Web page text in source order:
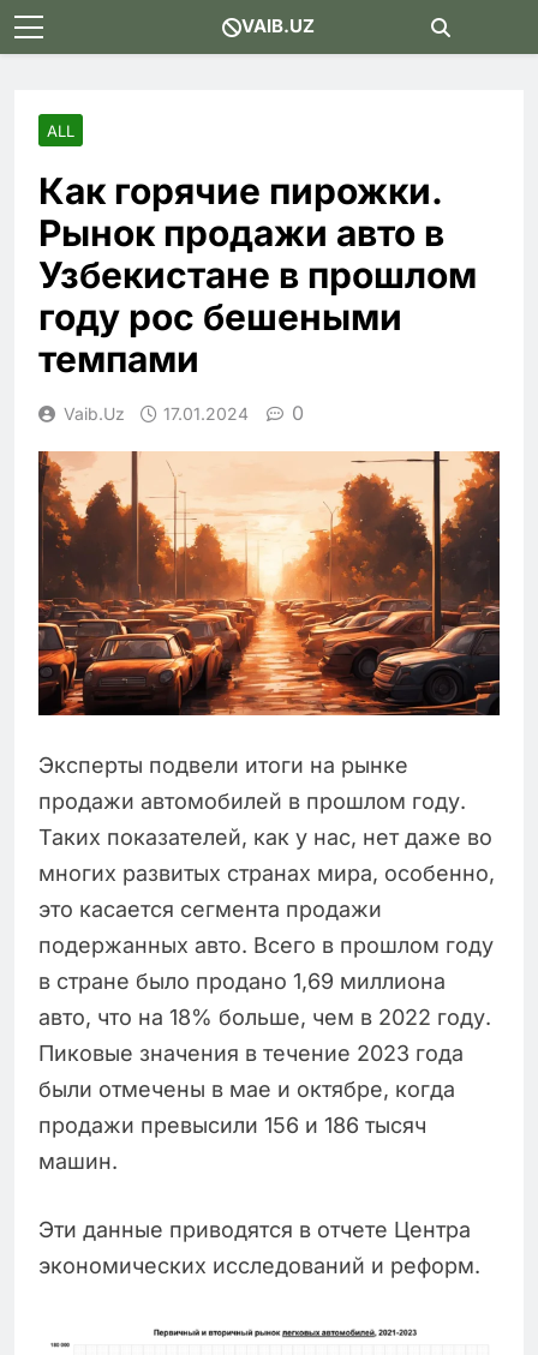
Skip
to
VAIB.UZ
ALL
Как горячие пирожки.
Рынок продажи авто в
Узбекистане в прошлом
году рос бешеными
темпами
Vaib.uz 17.01.2024 0
Эксперты подвели итоги на рынке
продажи автомобилей в прошлом году.
Таких показателей, как у нас, нет даже во
многих развитых странах мира, особенно,
это касается сегмента продажи
подержанных авто. Всего в прошлом году
в стране было продано 1,69 миллиона
авто, что на 18% больше, чем в 2022 году.
Пиковые значения в течение 2023 года
были отмечены в мае и октябре, когда
продажи превысили 156 и 186 тысяч
машин.
Эти данные приводятся в отчете Центра
экономических исследований и реформ.